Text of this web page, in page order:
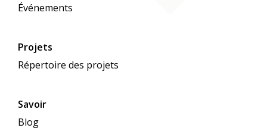
Événements
Projets
Répertoire des projets
Savoir
Blog